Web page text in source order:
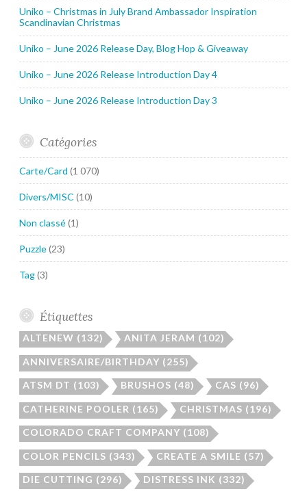
Uniko – Christmas in July Brand Ambassador Inspiration
Scandinavian Christmas
Uniko – June 2026 Release Day, Blog Hop & Giveaway
Uniko – June 2026 Release Introduction Day 4
Uniko – June 2026 Release Introduction Day 3
Catégories
Carte/Card (1 070)
Divers/MISC (10)
Non classé(1)
Puzzle(23)
Tag(3)
Étiquettes
ALTENEW (132) ANITA JERAM (102)
ANNIVERSAIRE/BIRTHDAY (255)
ATSM DT (103) BRUSHOS (48) CAS (96)
CATHERINE POOLER (165) CHRISTMAS (196)
COLORADO CRAFT COMPANY (108)
COLOR PENCILS (343) CREATE A SMILE (57)
DIE CUTTING (296) DISTRESS INK (332)